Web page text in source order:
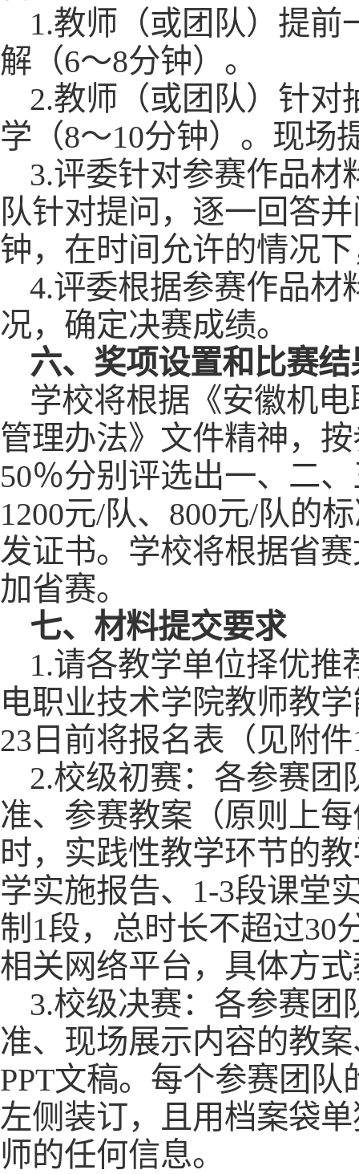
1.教师（或团队）提
解（6～8分钟）。
2.教师（或团队）针对
学（8～10分钟）。现场
3.评委针对参赛作品
队针对提问，逐一回答
钟，在时间允许的情况
4.评委根据参赛作品材
况，确定决赛成绩。
六、奖项设置和比赛
学校将根据《安徽机
管理办法》文件精神，
50％分别评选出一、二
1200元/队、800元/队的
发证书。学校将根据省
加省赛。
七、材料提交要求
1.请各教学单位择优推
电职业技术学院教师教
23日前将报名表（见附
2.校级初赛：各参赛团
准、参赛教案（原则上
时，实践性教学环节的
学实施报告、1-3段课堂
制1段，总时长不超过30
相关网络平台，具体方
3.校级决赛：各参赛
准、现场展示内容的教
PPT文稿。每个参赛团
左侧装订，且用档案袋
师的任何信息。